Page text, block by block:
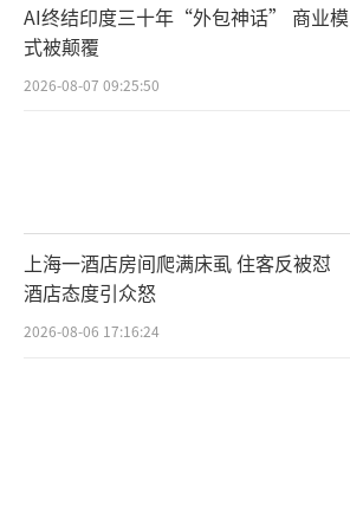
AI终结印度三十年“外包神话” 商业模
式被颠覆
2026-08-07 09:25:50
上海一酒店房间爬满床虱 住客反被怼
酒店态度引众怒
2026-08-06 17:16:24